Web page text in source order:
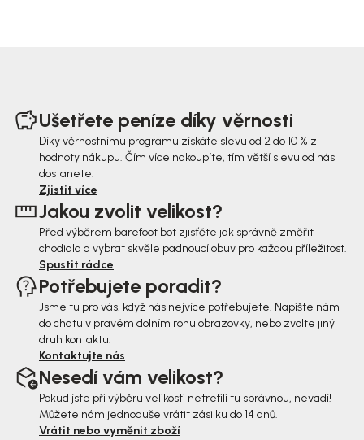
Ušetřete peníze díky věrnosti
Díky věrnostnímu programu získáte slevu od 2 do 10 % z
hodnoty nákupu. Čím více nakoupíte, tím větší slevu od nás
dostanete.
Zjistit více
Jakou zvolit velikost?
Před výběrem barefoot bot zjisťěte jak správně změřit
chodidla a vybrat skvěle padnoucí obuv pro každou příležitost.
Spustit rádce
Potřebujete poradit?
Jsme tu pro vás, když nás nejvíce potřebujete. Napište nám
do chatu v pravém dolním rohu obrazovky, nebo zvolte jiný
druh kontaktu.
Kontaktujte nás
Nesedí vám velikost?
Pokud jste při výběru velikosti netrefili tu správnou, nevadí!
Můžete nám jednoduše vrátit zásilku do 14 dnů.
Vrátit nebo vyměnit zboží